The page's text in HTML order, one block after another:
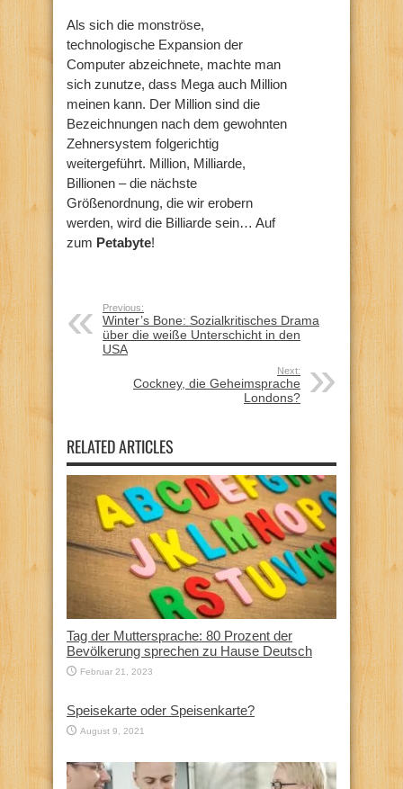
Als sich die monströse,
technologische Expansion der
Computer abzeichnete, machte man
sich zunutze, dass Mega auch Million
meinen kann. Der Million sind die
Bezeichnungen nach dem gewohnten
Zehnersystem folgerichtig
weitergeführt. Million, Milliarde,
Billionen – die nächste
Größenordnung, die wir erobern
werden, wird die Billiarde sein… Auf
zum Petabyte!
Previous:
Winter’s Bone: Sozialkritisches Drama
über die weiße Unterschicht in den
USA
Next:
Cockney, die Geheimsprache
Londons?
RELATED ARTICLES
Tag der Muttersprache: 80 Prozent der
Bevölkerung sprechen zu Hause Deutsch
Februar 21, 2023
Speisekarte oder Speisenkarte?
August 9, 2021